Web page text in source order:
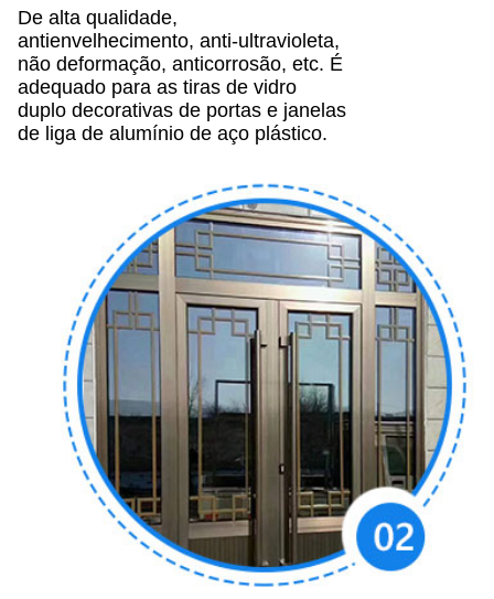
De alta qualidade,
antienvelhecimento, anti-ultravioleta,
não deformação, anticorrosão, etc. É
adequado para as tiras de vidro
duplo decorativas de portas e janelas
de liga de alumínio de aço plástico.